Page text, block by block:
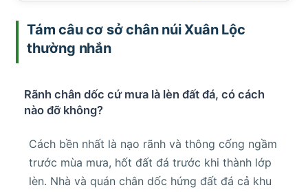
Tám câu cơ sở chân núi Xuân Lộc
thường nhắn
Rãnh chân dốc cứ mưa là lèn đất đá, có cách
nào đỡ không?
Cách bền nhất là nạo rãnh và thông cống ngầm
trước mùa mưa, hốt đất đá trước khi thành lớp
lèn. Nhà và quán chân dốc hứng đất đá cả khu